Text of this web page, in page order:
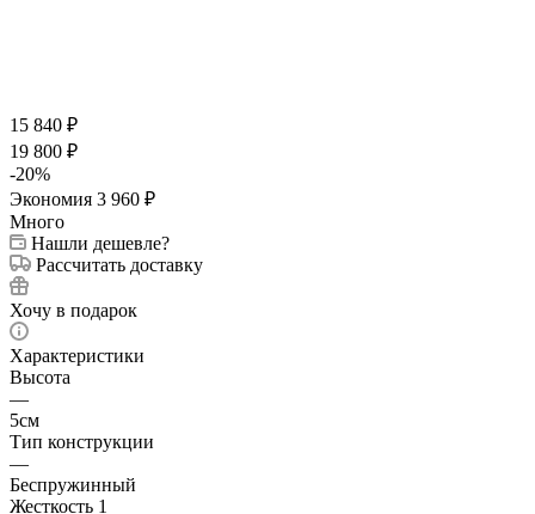
15 840 ₽
19 800 ₽
-20%
Экономия 3 960 ₽
Много
Нашли дешевле?
Рассчитать доставку
Хочу в подарок
Характеристики
Высота
—
5см
Тип конструкции
—
Беспружинный
Жесткость 1